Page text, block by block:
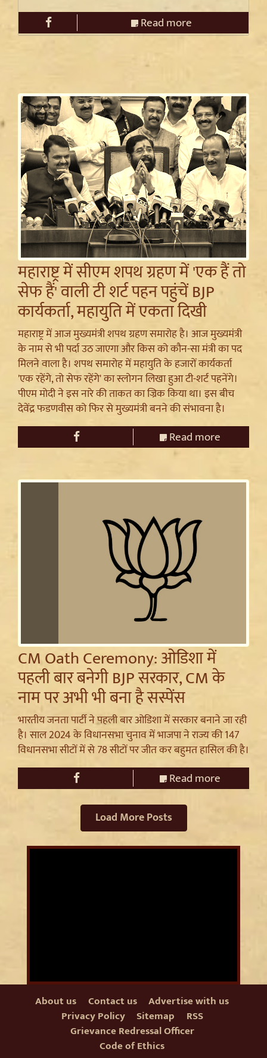
Read more
महाराष्ट्र में सीएम शपथ ग्रहण में 'एक हैं तो
सेफ हैं' वाली टी शर्ट पहन पहुंचें BJP
कार्यकर्ता, महायुति में एकता दिखी
महाराष्ट्र में आज मुख्यमंत्री शपथ ग्रहण समारोह है। आज मुख्यमंत्री
के नाम से भी पर्दा उठ जाएगा और किस को कौन-सा मंत्री का पद
मिलने वाला है। शपथ समारोह में महायुति के हजारों कार्यकर्ता
'एक रहेंगे, तो सेफ रहेंगे' का स्लोगन लिखा हुआ टी-शर्ट पहनेंगे।
पीएम मोदी ने इस नारे की ताकत का ज्रिक किया था। इस बीच
देवेंद्र फडणवीस को फिर से मुख्यमंत्री बनने की संभावना है।
Read more
CM Oath Ceremony: ओडिशा में
पहली बार बनेगी BJP सरकार, CM के
नाम पर अभी भी बना है सस्पेंस
भारतीय जनता पार्टी ने पहली बार ओडिशा में सरकार बनाने जा रही
है। साल 2024 के विधानसभा चुनाव में भाजपा ने राज्य की 147
विधानसभा सीटों में से 78 सीटों पर जीत कर बहुमत हासिल की है।
Read more
Load More Posts
About us Contact us
Advertise with us
Privacy Policy
Sitemap
RSS
Grievance Redressal Officer
Code of Ethics